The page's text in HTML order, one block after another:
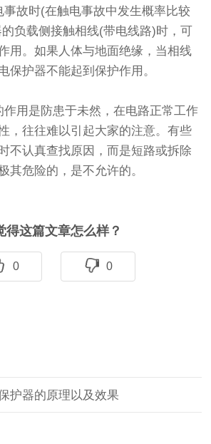
事故时(在触电事故中发生概率比较
负载侧接触相线(带电线路)时，可
用。如果人体与地面绝缘，当相线
保护器不能起到保护作用。
作用是防患于未然，在电路正常工作
，往往难以引起大家的注意。有些
不认真查找原因，而是短路或拆除
其危险的，是不允许的。
得这篇文章怎么样？
0 0
护器的原理以及效果